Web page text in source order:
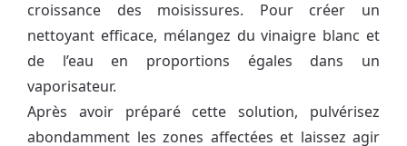
croissance des moisissures. Pour créer un
nettoyant efficace, mélangez du vinaigre blanc et
de l’eau en proportions égales dans un
vaporisateur.
Après avoir préparé cette solution, pulvérisez
abondamment les zones affectées et laissez agir